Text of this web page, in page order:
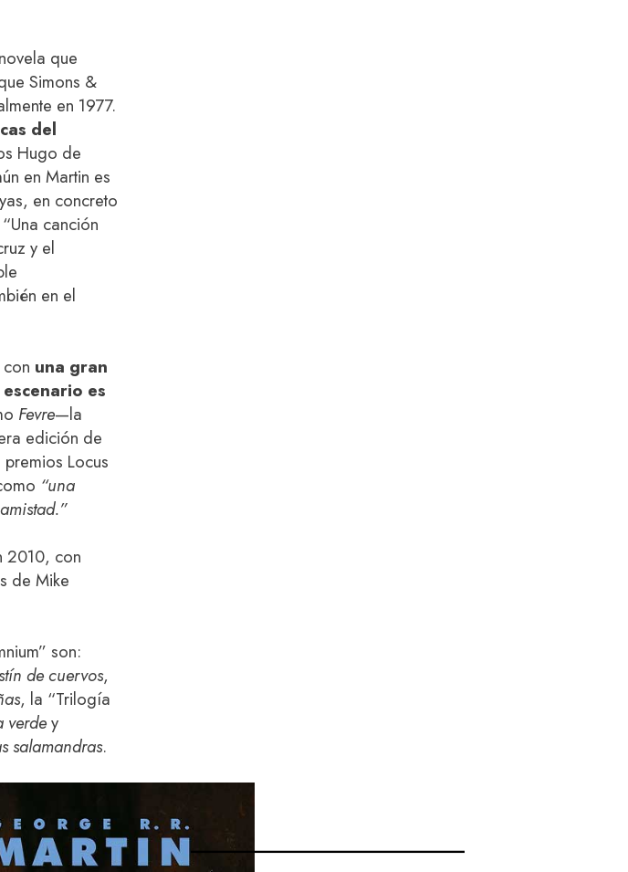
que
Simons &
en 1977.
del
Hugo de
en Martin es
en concreto
canción
y el
en el
una gran
es
Fevre—la
edición de
Locus
“una
2010, con
de Mike
son:
de cuervos,
, la “Trilogía
verdey
salamandras.